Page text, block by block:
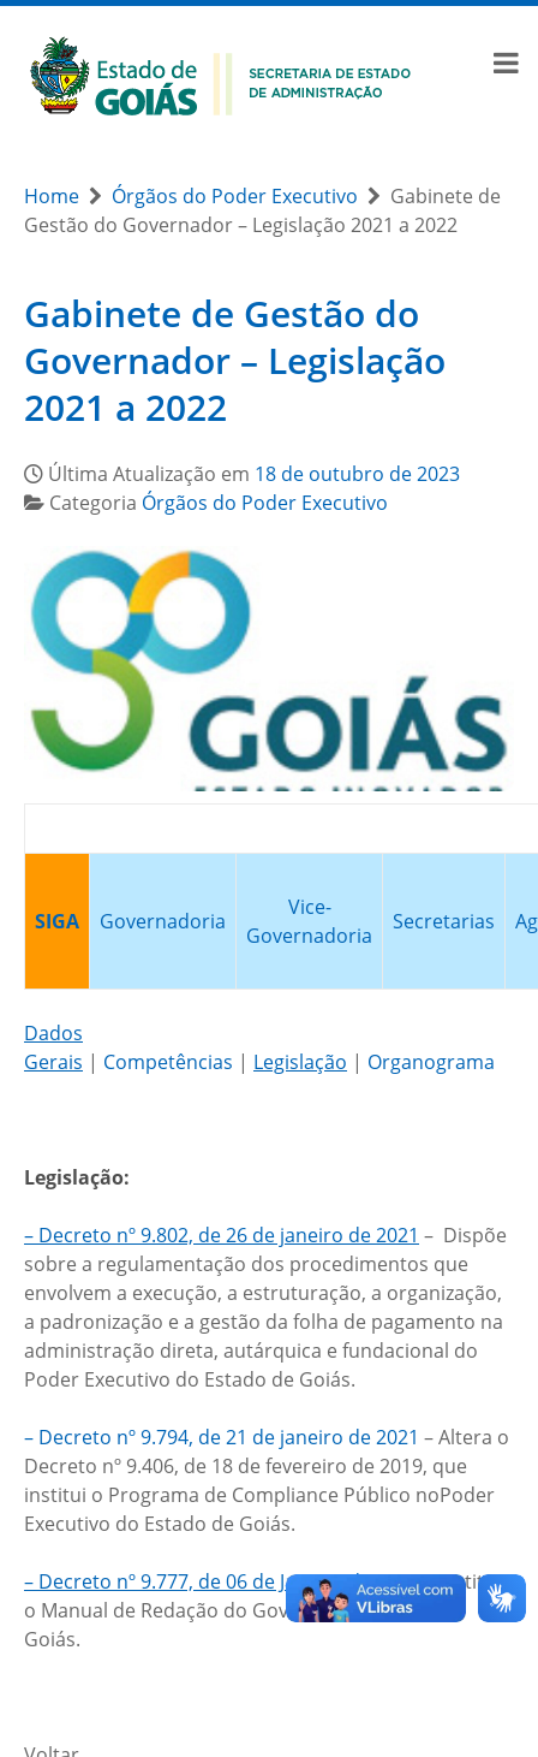
Home Órgãos do Poder Executivo
Gabinete de
Gestão do Governador – Legislação 2021 a 2022
Gabinete de Gestão do
Governador – Legislação
2021 a 2022
Última Atualização em 18 de outubro de 2023
Categoria Órgãos do Poder Executivo
SIGA Governadoria
Vice-
Governadoria
Secretarias
Dados
Gerais | Competências | Legislação | Organograma
Legislação:
– Decreto nº 9.802, de 26 de janeiro de 2021 – Dispõe
sobre a regulamentação dos procedimentos que
envolvem a execução, a estruturação, a organização,
a padronização e a gestão da folha de pagamento na
administração direta, autárquica e fundacional do
Poder Executivo do Estado de Goiás.
– Decreto nº 9.794, de 21 de janeiro de 2021 – Altera o
Decreto nº 9.406, de 18 de fevereiro de 2019, que
institui o Programa de Compliance Público noPoder
Executivo do Estado de Goiás.
– Decreto nº 9.777, de 06 de Janeiro de 2021– Institui
o Manual de Redação do Governo do Estado de
Goiás.